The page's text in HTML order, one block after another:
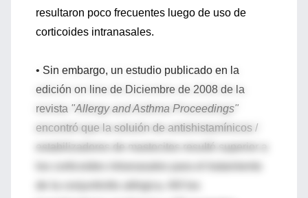
resultaron poco frecuentes luego de uso de
corticoides intranasales.
• Sin embargo, un estudio publicado en la
edición on line de Diciembre de 2008 de la
revista "Allergy and Asthma Proceedings"
encontró que la soluión de antishistamínicos /
estabilizadores de mastocitos resultó superior a
de la conjuntivitis alérgica. Allí los